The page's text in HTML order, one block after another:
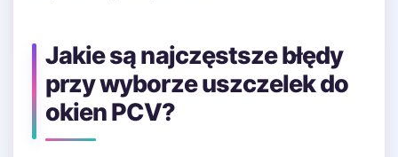
Jakie są najczęstsze błędy
przy wyborze uszczelek do
okien PCV?